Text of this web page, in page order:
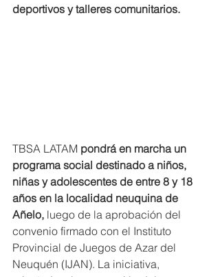
deportivos y talleres comunitarios.
TBSA LATAM pondrá en marcha un
programa social destinado a niños,
niñas y adolescentes de entre 8 y 18
años en la localidad neuquina de
Añelo, luego de la aprobación del
convenio firmado con el Instituto
Provincial de Juegos de Azar del
Neuquén (IJAN). La iniciativa,